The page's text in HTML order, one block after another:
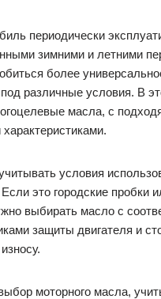
периодически
зимними и летними
более
различные условия. В
масла, с
условия
это городские пробки
выбирать масло с
защиты двигателя и
моторного масла,